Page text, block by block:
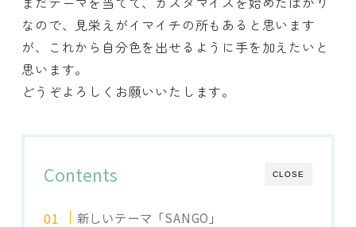
なので、見栄えがイマイチの所もあると思います
が、これから自分色を出せるように手を加えたいと
思います。
どうぞよろしくお願いいたします。
CLOSE
Contents
新しいテーマ「SANGO」